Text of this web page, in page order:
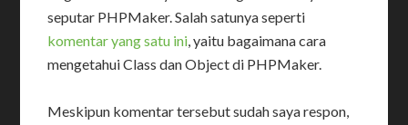
seputar PHPMaker. Salah satunya seperti
komentar yang satu ini, yaitu bagaimana cara
mengetahui Class dan Object di PHPMaker.
Meskipun komentar tersebut sudah saya respon,